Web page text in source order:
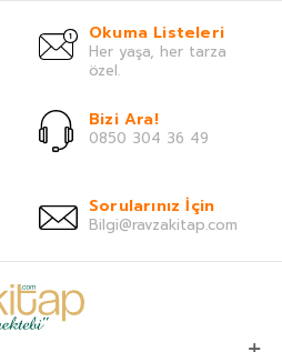
Okuma Listeleri
Her yaşa, her tarza
özel.
Bizi Ara!
0850 304 36 49
Sorularınız İçin
Bilgi@ravzakitap.com